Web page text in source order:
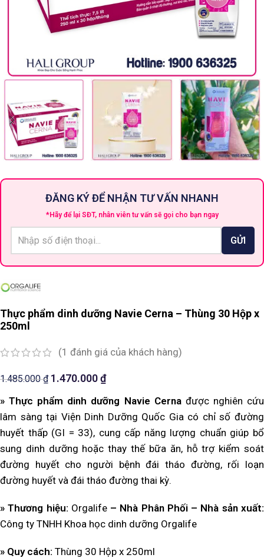
ĐĂNG KÝ ĐỂ NHẬN TƯ VẤN NHANH
*Hãy để lại SĐT, nhân viên tư vấn sẽ gọi cho bạn ngay
Thực phẩm dinh dưỡng Navie Cerna – Thùng 30 Hộp x
250ml
(1 đánh giá của khách hàng)
1.485.000₫ 1.470.000₫
» Thực phẩm dinh dưỡng Navie Cerna được nghiên cứu
lâm sàng tại Viện Dinh Dưỡng Quốc Gia có chỉ số đường
huyết thấp (GI = 33), cung cấp năng lượng chuẩn giúp bổ
sung dinh dưỡng hoặc thay thế bữa ăn, hỗ trợ kiểm soát
đường huyết cho người bệnh đái tháo đường, rối loạn
đường huyết và đái tháo đường thai kỳ.
» Thương hiệu: Orgalife – Nhà Phân Phối – Nhà sản xuất:
Công ty TNHH Khoa học dinh dưỡng Orgalife
» Quy cách: Thùng 30 Hộp x 250ml